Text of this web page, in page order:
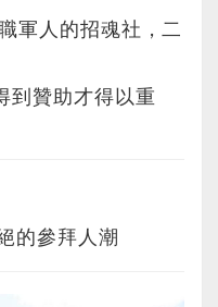
軍人的招魂社，二
到贊助才得以重
的參拜人潮